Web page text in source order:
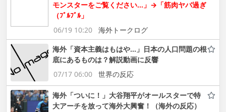
モンスターをご覧ください…」→「筋肉ヤバ過ぎ
（ﾌﾞﾙﾌﾞﾙ」
06/19 10:20
海外トークログ
海外「資本主義はもはや…」日本の人口問題の根
底にあるものは？解説動画に反響
07/17 06:00
世界の反応
海外「ついに！」大谷翔平がオールスターで特
大アーチを放って海外大興奮！（海外の反応）